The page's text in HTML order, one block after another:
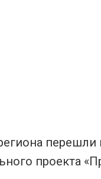
проекта